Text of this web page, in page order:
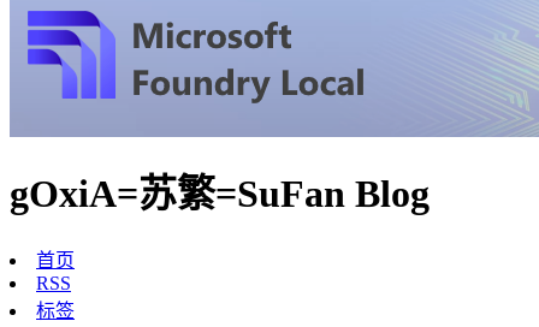
gOxiA=苏繁=SuFan Blog
首页
RSS
标签